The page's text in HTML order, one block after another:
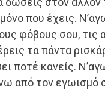
μόνο που έχεις.
φόβους σου, τις
τα πάντα
ποτέ κανείς.
από τον εγωισμό